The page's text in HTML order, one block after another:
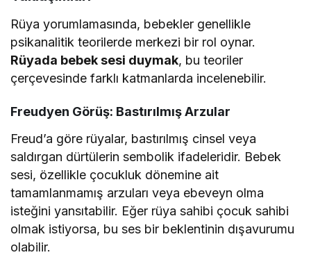
Rüya yorumlamasında, bebekler genellikle
psikanalitik teorilerde merkezi bir rol oynar.
Rüyada bebek sesi duymak, bu teoriler
çerçevesinde farklı katmanlarda incelenebilir.
Freudyen Görüş: Bastırılmış Arzular
Freud’a göre rüyalar, bastırılmış cinsel veya
saldırgan dürtülerin sembolik ifadeleridir. Bebek
sesi, özellikle çocukluk dönemine ait
tamamlanmamış arzuları veya ebeveyn olma
isteğini yansıtabilir. Eğer rüya sahibi çocuk sahibi
olmak istiyorsa, bu ses bir beklentinin dışavurumu
olabilir.